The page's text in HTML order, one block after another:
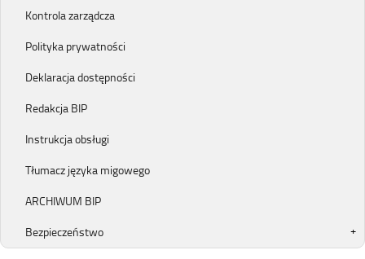
Kontrola zarządcza
Polityka prywatności
Deklaracja dostępności
Redakcja BIP
Instrukcja obsługi
Tłumacz języka migowego
ARCHIWUM BIP
Bezpieczeństwo